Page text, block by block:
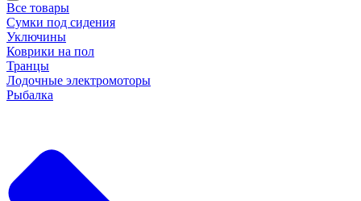
Все товары
Сумки под сидения
Уключины
Коврики на пол
Транцы
Лодочные электромоторы
Рыбалка